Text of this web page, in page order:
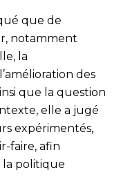
que de
notamment
la
des
que la question
elle a jugé
expérimentés,
faire, afin
la politique